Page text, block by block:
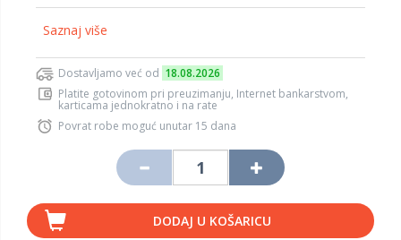
Saznaj više
Dostavljamo već od 18.08.2026
Platite gotovinom pri preuzimanju, Internet bankarstvom,
karticama jednokratno i na rate
Povrat robe moguć unutar 15 dana
DODAJ U KOŠARICU